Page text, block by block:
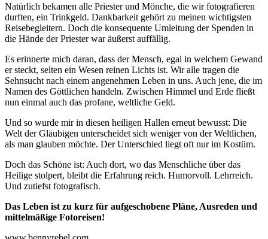
Natürlich bekamen alle Priester und Mönche, die wir fotografieren
durften, ein Trinkgeld. Dankbarkeit gehört zu meinen wichtigsten
Reisebegleitern. Doch die konsequente Umleitung der Spenden in
die Hände der Priester war äußerst auffällig.
Es erinnerte mich daran, dass der Mensch, egal in welchem Gewand
er steckt, selten ein Wesen reinen Lichts ist. Wir alle tragen die
Sehnsucht nach einem angenehmen Leben in uns. Auch jene, die im
Namen des Göttlichen handeln. Zwischen Himmel und Erde fließt
nun einmal auch das profane, weltliche Geld.
Und so wurde mir in diesen heiligen Hallen erneut bewusst: Die
Welt der Gläubigen unterscheidet sich weniger von der Weltlichen,
als man glauben möchte. Der Unterschied liegt oft nur im Kostüm.
Doch das Schöne ist: Auch dort, wo das Menschliche über das
Heilige stolpert, bleibt die Erfahrung reich. Humorvoll. Lehrreich.
Und zutiefst fotografisch.
Das Leben ist zu kurz für aufgeschobene Pläne, Ausreden und
mittelmäßige Fotoreisen!